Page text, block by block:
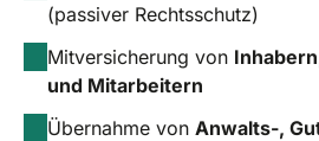
(passiver Rechtsschutz)
Mitversicherung von
und Mitarbeitern
Übernahme von Anwalts-,